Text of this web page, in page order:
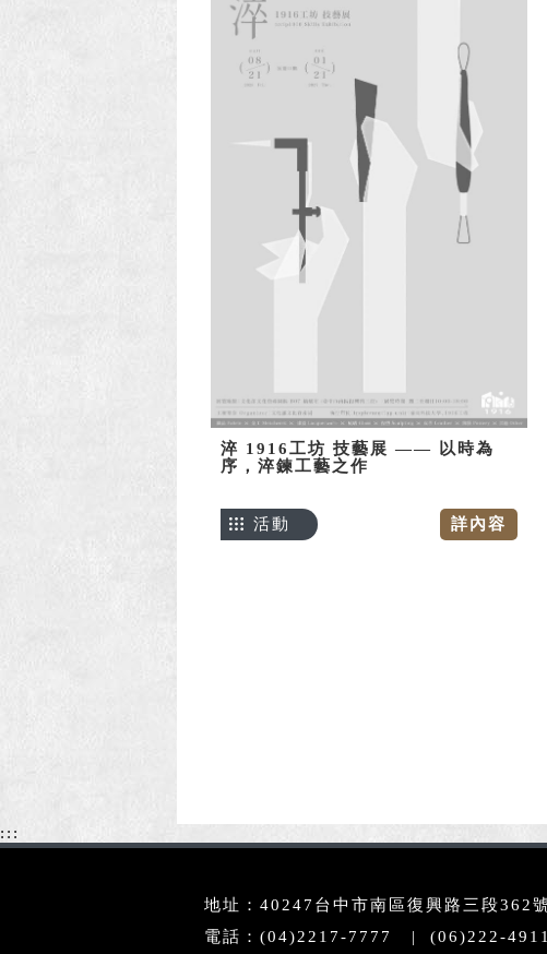
淬 1916工坊 技藝展 —— 以時為
序，淬鍊工藝之作
詳內容
活動
:::
地址：40247台中市南區復興路三段362
電話：(04)2217-7777 | (06)222-4911